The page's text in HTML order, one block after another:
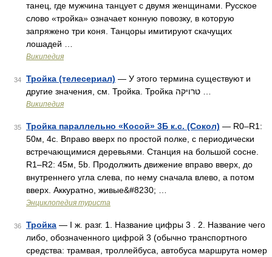
танец, где мужчина танцует с двумя женщинами. Русское
слово «тройка» означает конную повозку, в которую
запряжено три коня. Танцоры имитируют скачущих
лошадей …
Википедия
34 Тройка (телесериал) — У этого термина существуют и
Википедия
35 Тройка параллельно «Косой» 3Б к.с. (Сокол) — R0–R1:
50м, 4с. Вправо вверх по простой полке, с периодически
встречающимися деревьями. Станция на большой сосне.
R1–R2: 45м, 5b. Продолжить движение вправо вверх, до
внутреннего угла слева, по нему сначала влево, а потом
вверх. Аккуратно, живые&#8230; …
Энциклопедия туриста
36 Тройка — I ж. разг. 1. Название цифры 3 . 2. Название чего
либо, обозначенного цифрой 3 (обычно транспортного
средства: трамвая, троллейбуса, автобуса маршрута номер